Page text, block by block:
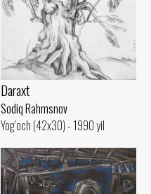
Daraxt
Sodiq Rahmsnov
Yog‘och (42x30) - 1990 yil